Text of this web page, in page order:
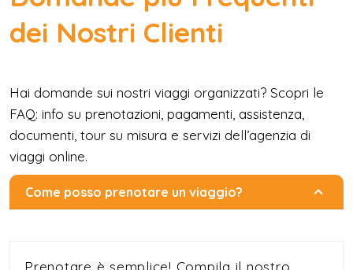
dei Nostri Clienti
Hai domande sui nostri viaggi organizzati? Scopri le
FAQ: info su prenotazioni, pagamenti, assistenza,
documenti, tour su misura e servizi dell’agenzia di
viaggi online.
Come posso prenotare un viaggio?
Prenotare è semplice! Compila il nostro